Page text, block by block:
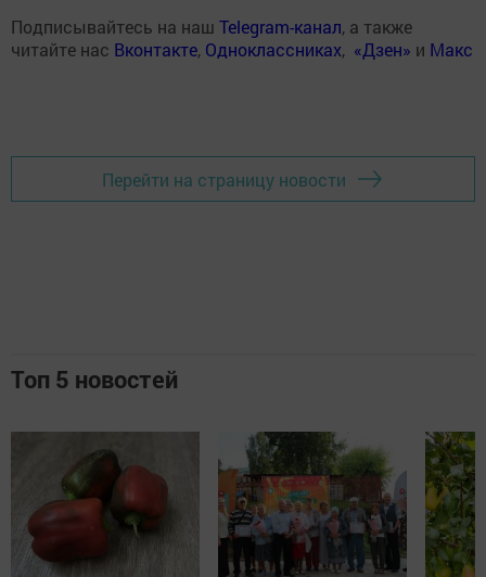
Подписывайтесь на наш Telegram-канал, а также
читайте нас Вконтакте, Одноклассниках, «Дзен» и Макс
Перейти на страницу новости
Топ 5 новостей